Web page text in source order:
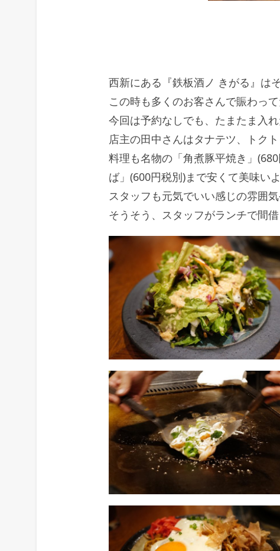
西新にある『鉄板酒ノ きがる』は
この時も多くのお客さんで賑わって
今回は予約なしでも、たまたま入
店主の田中さんはタナテツ、トク
料理も名物の「角煮豚平焼き」
ば」(600円税別)まで安くて美味いよ
スタッフも元気でいい感じの雰囲気
そうそう、スタッフがランチで間